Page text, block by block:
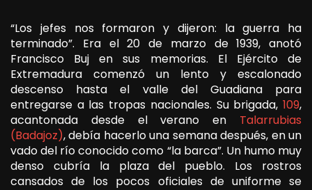
“Los jefes nos formaron y dijeron: la guerra ha
terminado”. Era el 20 de marzo de 1939, anotó
Francisco Buj en sus memorias. El Ejército de
Extremadura comenzó un lento y escalonado
descenso hasta el valle del Guadiana para
entregarse a las tropas nacionales. Su brigada, 109,
acantonada desde el verano en Talarrubias
(Badajoz), debía hacerlo una semana después, en un
vado del río conocido como “la barca”. Un humo muy
denso cubría la plaza del pueblo. Los rostros
cansados de los pocos oficiales de uniforme se